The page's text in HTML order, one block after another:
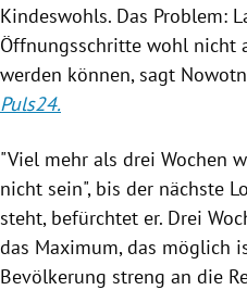
Kindeswohls. Das Problem:
Öffnungsschritte wohl nicht
werden können, sagt
Puls24.
"Viel mehr als drei Wochen
nicht sein", bis der nächste
steht, befürchtet er. Drei
das Maximum, das möglich
Bevölkerung streng an die